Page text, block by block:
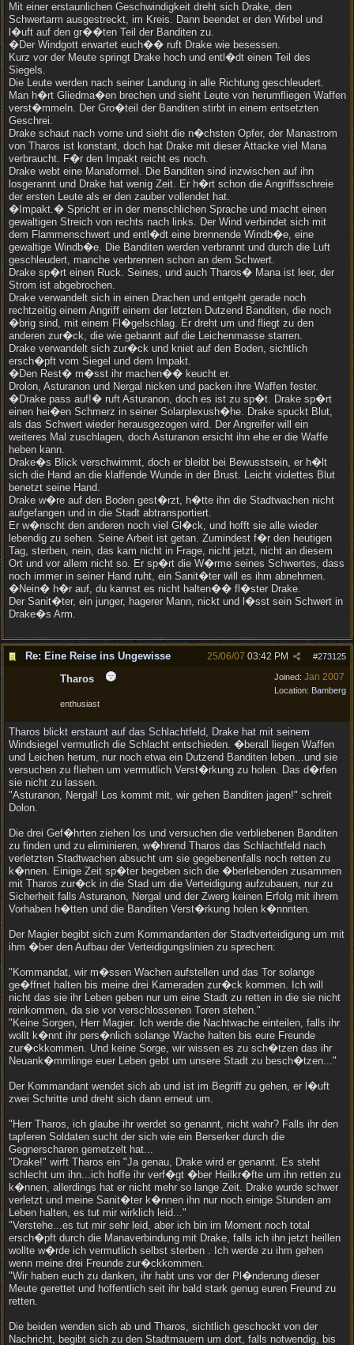
Mit einer erstaunlichen Geschwindigkeit dreht sich Drake, den
Schwertarm ausgestreckt, im Kreis. Dann beendet er den Wirbel und
l�uft auf den gr��ten Teil der Banditen zu.
�Der Windgott erwartet euch�� ruft Drake wie besessen.
Kurz vor der Meute springt Drake hoch und entl�dt einen Teil des
Siegels.
Die Leute werden nach seiner Landung in alle Richtung geschleudert.
Man h�rt Gliedma�en brechen und sieht Leute von herumfliegen Waffen
verst�mmeln. Der Gro�teil der Banditen stirbt in einem entsetzten
Geschrei.
Drake schaut nach vorne und sieht die n�chsten Opfer, der Manastrom
von Tharos ist konstant, doch hat Drake mit dieser Attacke viel Mana
verbraucht. F�r den Impakt reicht es noch.
Drake webt eine Manaformel. Die Banditen sind inzwischen auf ihn
losgerannt und Drake hat wenig Zeit. Er h�rt schon die Angriffsschreie
der ersten Leute als er den zauber vollendet hat.
�Impakt.� Spricht er in der menschlichen Sprache und macht einen
gewaltigen Streich von rechts nach links. Der Wind verbindet sich mit
dem Flammenschwert und entl�dt eine brennende Windb�e, eine
gewaltige Windb�e. Die Banditen werden verbrannt und durch die Luft
geschleudert, manche verbrennen schon an dem Schwert.
Drake sp�rt einen Ruck. Seines, und auch Tharos� Mana ist leer, der
Strom ist abgebrochen.
Drake verwandelt sich in einen Drachen und entgeht gerade noch
rechtzeitig einem Angriff einem der letzten Dutzend Banditen, die noch
�brig sind, mit einem Fl�gelschlag. Er dreht um und fliegt zu den
anderen zur�ck, die wie gebannt auf die Leichenmasse starren.
Drake verwandelt sich zur�ck und kniet auf den Boden, sichtlich
ersch�pft vom Siegel und dem Impakt.
�Den Rest� m�sst ihr machen�� keucht er.
Drolon, Asturanon und Nergal nicken und packen ihre Waffen fester.
�Drake pass auf!� ruft Asturanon, doch es ist zu sp�t. Drake sp�rt
einen hei�en Schmerz in seiner Solarplexush�he. Drake spuckt Blut,
als das Schwert wieder herausgezogen wird. Der Angreifer will ein
weiteres Mal zuschlagen, doch Asturanon ersicht ihn ehe er die Waffe
heben kann.
Drake�s Blick verschwimmt, doch er bleibt bei Bewusstsein, er h�lt
sich die Hand an die klaffende Wunde in der Brust. Leicht violettes Blut
benetzt seine Hand.
Drake w�re auf den Boden gest�rzt, h�tte ihn die Stadtwachen nicht
aufgefangen und in die Stadt abtransportiert.
Er w�nscht den anderen noch viel Gl�ck, und hofft sie alle wieder
lebendig zu sehen. Seine Arbeit ist getan. Zumindest f�r den heutigen
Tag, sterben, nein, das kam nicht in Frage, nicht jetzt, nicht an diesem
Ort und vor allem nicht so. Er sp�rt die W�rme seines Schwertes, dass
noch immer in seiner Hand ruht, ein Sanit�ter will es ihm abnehmen.
�Nein� h�r auf, du kannst es nicht halten�� fl�ster Drake.
Der Sanit�ter, ein junger, hagerer Mann, nickt und l�sst sein Schwert in
Drake�s Arm.
Re: Eine Reise ins Ungewisse #273125
25/06/07 03:42 PM
Joined: Jan 2007
Location: Bamberg
Tharos
enthusiast
Tharos blickt erstaunt auf das Schlachtfeld, Drake hat mit seinem
Windsiegel vermutlich die Schlacht entschieden. �berall liegen Waffen
und Leichen herum, nur noch etwa ein Dutzend Banditen leben...und sie
versuchen zu fliehen um vermutlich Verst�rkung zu holen. Das d�rfen
sie nicht zu lassen.
"Asturanon, Nergal! Los kommt mit, wir gehen Banditen jagen!" schreit
Dolon.
Die drei Gef�hrten ziehen los und versuchen die verbliebenen Banditen
zu finden und zu eliminieren, w�hrend Tharos das Schlachtfeld nach
verletzten Stadtwachen absucht um sie gegebenenfalls noch retten zu
k�nnen. Einige Zeit sp�ter begeben sich die �berlebenden zusammen
mit Tharos zur�ck in die Stad um die Verteidigung aufzubauen, nur zu
Sicherheit falls Asturanon, Nergal und der Zwerg keinen Erfolg mit ihrem
Vorhaben h�tten und die Banditen Verst�rkung holen k�nnnten.
Der Magier begibt sich zum Kommandanten der Stadtverteidigung um mit
ihm �ber den Aufbau der Verteidigungslinien zu sprechen:
"Kommandat, wir m�ssen Wachen aufstellen und das Tor solange
ge�ffnet halten bis meine drei Kameraden zur�ck kommen. Ich will
nicht das sie ihr Leben geben nur um eine Stadt zu retten in die sie nicht
reinkommen, da sie vor verschlossenen Toren stehen."
"Keine Sorgen, Herr Magier. Ich werde die Nachtwache einteilen, falls ihr
wollt k�nnt ihr pers�nlich solange Wache halten bis eure Freunde
zur�ckkommen. Und keine Sorge, wir wissen es zu sch�tzen das ihr
Neuank�mmlinge euer Leben gebt um unsere Stadt zu besch�tzen..."
Der Kommandant wendet sich ab und ist im Begriff zu gehen, er l�uft
zwei Schritte und dreht sich dann erneut um.
"Herr Tharos, ich glaube ihr werdet so genannt, nicht wahr? Falls ihr den
tapferen Soldaten sucht der sich wie ein Berserker durch die
Gegnerscharen gemetzelt hat...
"Drake!" wirft Tharos ein "Ja genau, Drake wird er genannt. Es steht
schlecht um ihn...ich hoffe ihr verf�gt �ber Heilkr�fte um ihn retten zu
k�nnen, allerdings hat er nicht mehr so lange Zeit. Drake wurde schwer
verletzt und meine Sanit�ter k�nnen ihn nur noch einige Stunden am
Leben halten, es tut mir wirklich leid..."
"Verstehe...es tut mir sehr leid, aber ich bin im Moment noch total
ersch�pft durch die Manaverbindung mit Drake, falls ich ihn jetzt heillen
wollte w�rde ich vermutlich selbst sterben . Ich werde zu ihm gehen
wenn meine drei Freunde zur�ckkommen.
"Wir haben euch zu danken, ihr habt uns vor der Pl�nderung dieser
Meute gerettet und hoffentlich seit ihr bald stark genug euren Freund zu
retten.
Die beiden wenden sich ab und Tharos, sichtlich geschockt von der
Nachricht, begibt sich zu den Stadtmauern um dort, falls notwendig, bis